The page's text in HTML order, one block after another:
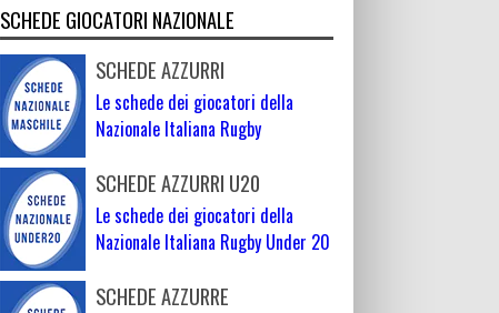
SCHEDE GIOCATORI NAZIONALE
SCHEDE AZZURRI
Le schede dei giocatori della
Nazionale Italiana Rugby
SCHEDE AZZURRI U20
Le schede dei giocatori della
Nazionale Italiana Rugby Under 20
SCHEDE AZZURRE